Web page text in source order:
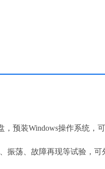
预装Windows操作系统，
振荡、故障再现等试验，可